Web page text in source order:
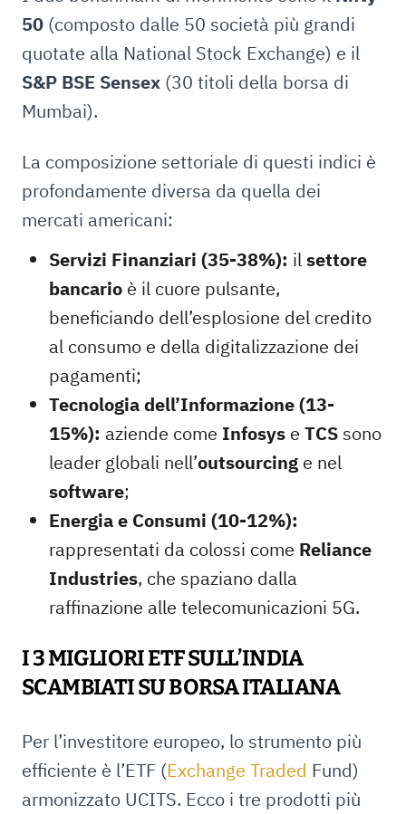
50 (composto dalle 50 società più grandi
quotate alla National Stock Exchange) e il
S&P BSE Sensex (30 titoli della borsa di
Mumbai).
La composizione settoriale di questi indici è
profondamente diversa da quella dei
mercati americani:
Servizi Finanziari (35-38%): ilsettore
bancario è il cuore pulsante,
beneficiando dell’esplosione del credito
al consumo e della digitalizzazione dei
pagamenti;
Tecnologia dell’Informazione (13-
15%): aziende come Infosys e TCS sono
leader globali nell’outsourcing e nel
software;
Energia e Consumi (10-12%):
rappresentati da colossi come Reliance
Industries, che spaziano dalla
raffinazione alle telecomunicazioni 5G.
I 3 MIGLIORI ETF SULL’INDIA
SCAMBIATI SU BORSA ITALIANA
Per l’investitore europeo, lo strumento più
efficiente è l’ETF (Exchange Traded Fund)
armonizzato UCITS. Ecco i tre prodotti più